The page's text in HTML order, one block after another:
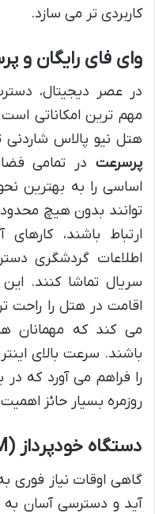
کاربردی تر می سازد.
وای فای رایگان و
در عصر دیجیتال،
مهم ترین امکاناتی
هتل نیو پالاس شاردنی
پرسرعت در تمامی
اساسی را به بهترین
توانند بدون هیچ
ارتباط باشند،
اطلاعات گردشگری
سریال تماشا کنند.
اقامت در هتل را راحت
می کند که مهمانان
باشند. سرعت بالای
را فراهم می آورد که در
روزمره بسیار حائز
دستگاه خودپرداز (ATM) در محل
گاهی اوقات نیاز
آید و دسترسی آسان به